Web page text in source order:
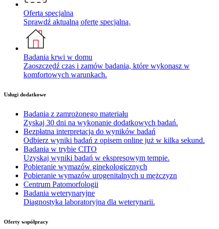
Oferta specjalna
Sprawdź aktualną ofertę specjalną.
Badania krwi w domu
Zaoszczędź czas i zamów badania, które wykonasz w
komfortowych warunkach.
Usługi dodatkowe
Badania z zamrożonego materiału
Zyskaj 30 dni na wykonanie dodatkowych badań.
Bezpłatna interpretacja do wyników badań
Odbierz wyniki badań z opisem online już w kilka sekund.
Badania w trybie CITO
Uzyskaj wyniki badań w ekspresowym tempie.
Pobieranie wymazów ginekologicznych
Pobieranie wymazów urogenitalnych u mężczyzn
Centrum Patomorfologii
Badania weterynaryjne
Diagnostyka laboratoryjna dla weterynarii.
Oferty współpracy